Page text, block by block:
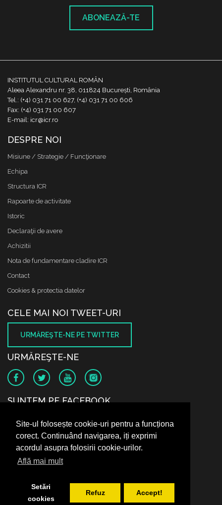
Site-ul folosește cookie-uri pentru a funcționa
corect. Continuând navigarea, iți exprimi
acordul asupra folosirii cookie-urilor.
Află mai mult
Setări
cookies
Refuz Accept!
ABONEAZĂ-TE
INSTITUTUL CULTURAL ROMÂN
Aleea Alexandru nr. 38, 011824 București, România
Tel.: (+4) 031 71 00 627, (+4) 031 71 00 606
Fax: (+4) 031 71 00 607
E-mail: icr@icr.ro
DESPRE NOI
Misiune / Strategie / Funcţionare
Echipa
Structura ICR
Rapoarte de activitate
Istoric
Declaraţii de avere
Achizitii
Nota de fundamentare cladire ICR
Contact
Cookies & protectia datelor
CELE MAI NOI TWEET-URI
URMĂREŞTE-NE PE TWITTER
URMĂREŞTE-NE
SUNTEM PE FACEBOOK